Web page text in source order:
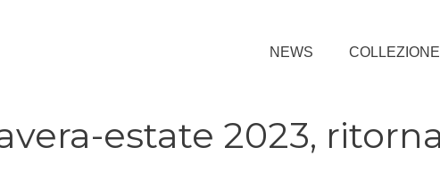
NEWS COLLEZIONE
estate 2023,